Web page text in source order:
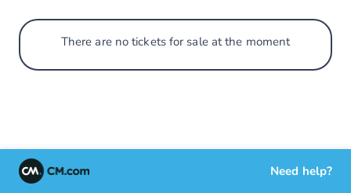
There are no tickets for sale at the moment
Need help?